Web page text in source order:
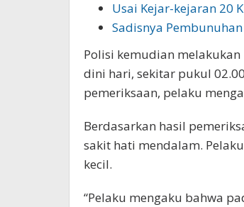
Usai Kejar-kejaran 20
Sadisnya
Polisi kemudian
dini hari, sekitar pukul
pemeriksaan, pelaku
Berdasarkan hasil
sakit hati mendalam.
kecil.
“Pelaku mengaku bahwa